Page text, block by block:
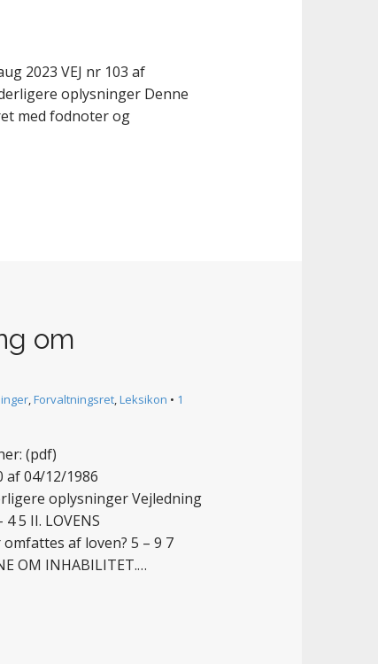
2023 VEJ nr 103 af
oplysninger Denne
med fodnoter og
om
,Forvaltningsret,Leksikon • 1
(pdf)
af 04/12/1986
oplysninger Vejledning
5 II. LOVENS
omfattes af loven? 5 – 9 7
OM INHABILITET.…